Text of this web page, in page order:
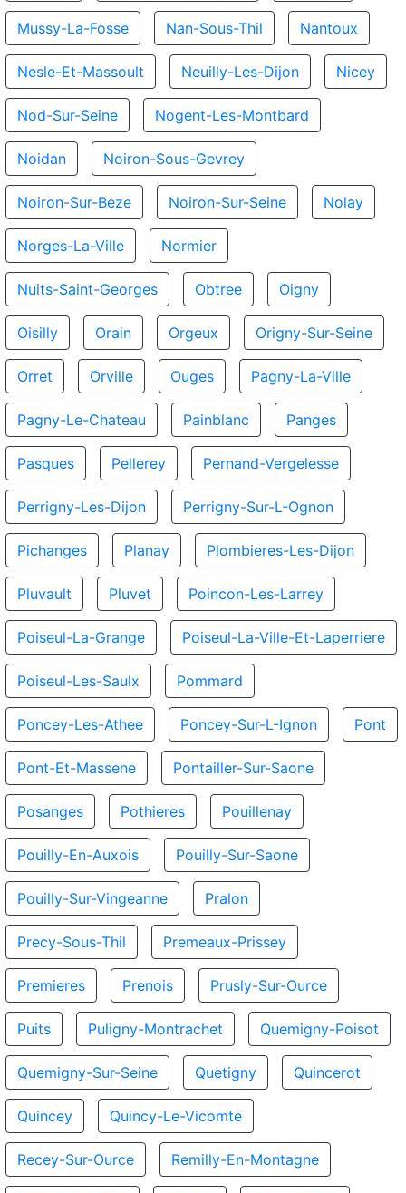
Mussy-La-Fosse Nan-Sous-Thil Nantoux
Nesle-Et-Massoult Neuilly-Les-Dijon Nicey
Nod-Sur-Seine Nogent-Les-Montbard
Noidan Noiron-Sous-Gevrey
Noiron-Sur-Beze Noiron-Sur-Seine Nolay
Norges-La-Ville Normier
Nuits-Saint-Georges Obtree Oigny
Oisilly Orain Orgeux Origny-Sur-Seine
Orret Orville Ouges Pagny-La-Ville
Pagny-Le-Chateau Painblanc Panges
Pasques Pellerey Pernand-Vergelesse
Perrigny-Les-Dijon Perrigny-Sur-L-Ognon
Pichanges Planay Plombieres-Les-Dijon
Pluvault Pluvet Poincon-Les-Larrey
Poiseul-La-Grange Poiseul-La-Ville-Et-Laperriere
Poiseul-Les-Saulx Pommard
Poncey-Les-Athee Poncey-Sur-L-Ignon Pont
Pont-Et-Massene Pontailler-Sur-Saone
Posanges Pothieres Pouillenay
Pouilly-En-Auxois Pouilly-Sur-Saone
Pouilly-Sur-Vingeanne Pralon
Precy-Sous-Thil Premeaux-Prissey
Premieres Prenois Prusly-Sur-Ource
Puits Puligny-Montrachet Quemigny-Poisot
Quemigny-Sur-Seine Quetigny Quincerot
Quincey Quincy-Le-Vicomte
Recey-Sur-Ource Remilly-En-Montagne